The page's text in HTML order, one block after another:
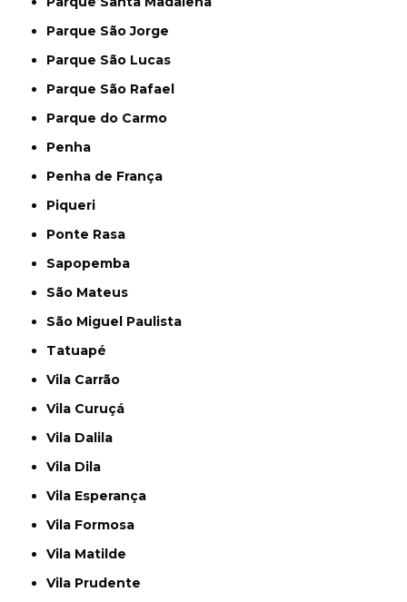
Parque São Jorge
Parque São Lucas
Parque São Rafael
Parque do Carmo
Penha
Penha de França
Piqueri
Ponte Rasa
Sapopemba
São Mateus
São Miguel Paulista
Tatuapé
Vila Carrão
Vila Curuçá
Vila Dalila
Vila Dila
Vila Esperança
Vila Formosa
Vila Matilde
Vila Prudente